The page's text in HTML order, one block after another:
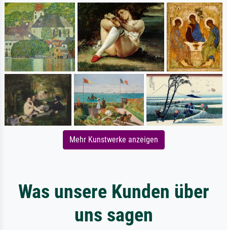
Mehr Kunstwerke anzeigen
Was unsere Kunden über
uns sagen